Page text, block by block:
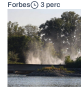
Forbes 3 perc